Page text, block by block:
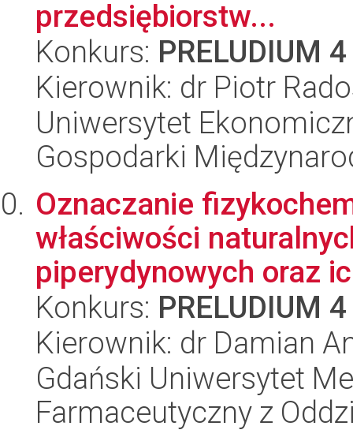
przedsiębiorstw...
Konkurs: PRELUDIUM 4
Kierownik: dr Piotr
Uniwersytet
Gospodarki
Oznaczanie
właściwości
piperydynowych oraz
Konkurs: PRELUDIUM 4
Kierownik: dr Damian
Gdański Uniwersytet
Farmaceutyczny z